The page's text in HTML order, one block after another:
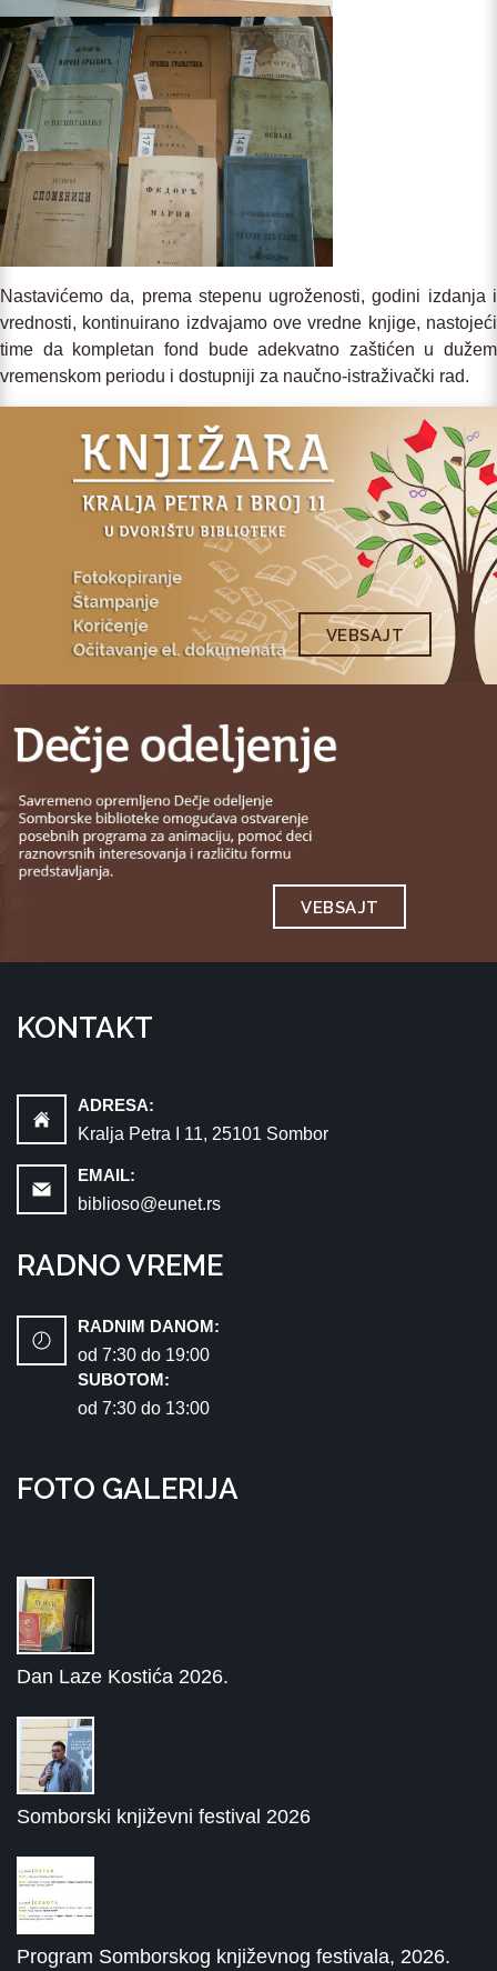
Nastavićemo da, prema stepenu ugroženosti, godini izdanja i
vrednosti, kontinuirano izdvajamo ove vredne knjige, nastojeći
time da kompletan fond bude adekvatno zaštićen u dužem
vremenskom periodu i dostupniji za naučno-istraživački rad.
VEBSAJT
VEBSAJT
KONTAKT
ADRESA:
Kralja Petra I 11, 25101 Sombor
EMAIL:
biblioso@eunet.rs
RADNO VREME
RADNIM DANOM:
od 7:30 dо 19:00
SUBOTOM:
od 7:30 dо 13:00
FOTO GALERIJA
Dan Laze Kostića 2026.
Somborski književni festival 2026
Program Somborskog književnog festivala, 2026.